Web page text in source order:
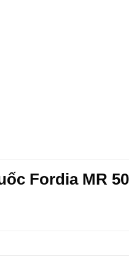
Fordia MR